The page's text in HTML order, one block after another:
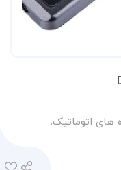
های اتوماتیک.